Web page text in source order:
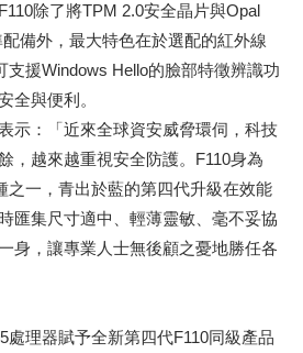
除了將TPM 2.0安全晶片與Opal
備外，最大特色在於選配的紅外線
支援Windows Hello的臉部特徵辨識功
全與便利。
示：「近來全球資安威脅環伺，科技
，越來越重視安全防護。F110身為
之一，青出於藍的第四代升級在效能
匯集尺寸適中、輕薄靈敏、毫不妥協
身，讓專業人士無後顧之憂地勝任各
理器賦予全新第四代F110同級產品